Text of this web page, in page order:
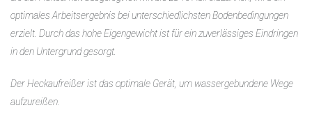
optimales Arbeitsergebnis bei unterschiedlichsten Bodenbedingungen
erzielt. Durch das hohe Eigengewicht ist für ein zuverlässiges Eindringen
in den Untergrund gesorgt.
Der Heckaufreißer ist das optimale Gerät, um wassergebundene Wege
aufzureißen.